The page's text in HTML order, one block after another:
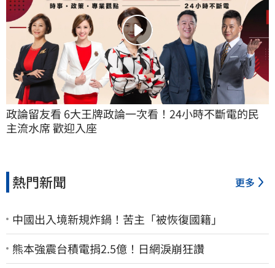
政論留友看 6大王牌政論一次看！24小時不斷電的民
主流水席 歡迎入座
熱門新聞 更多
中國出入境新規炸鍋！苦主「被恢復國籍」
熊本強震台積電捐2.5億！日網淚崩狂讚